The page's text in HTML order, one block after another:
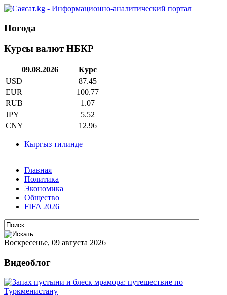
Погода
Курсы валют НБКР
09.08.2026
Курс
USD
87.45
EUR
100.77
RUB
1.07
JPY
5.52
CNY
12.96
Кыргыз тилинде
Главная
Политика
Экономика
Общество
FIFA 2026
Воскресенье, 09 августа 2026
Видеоблог